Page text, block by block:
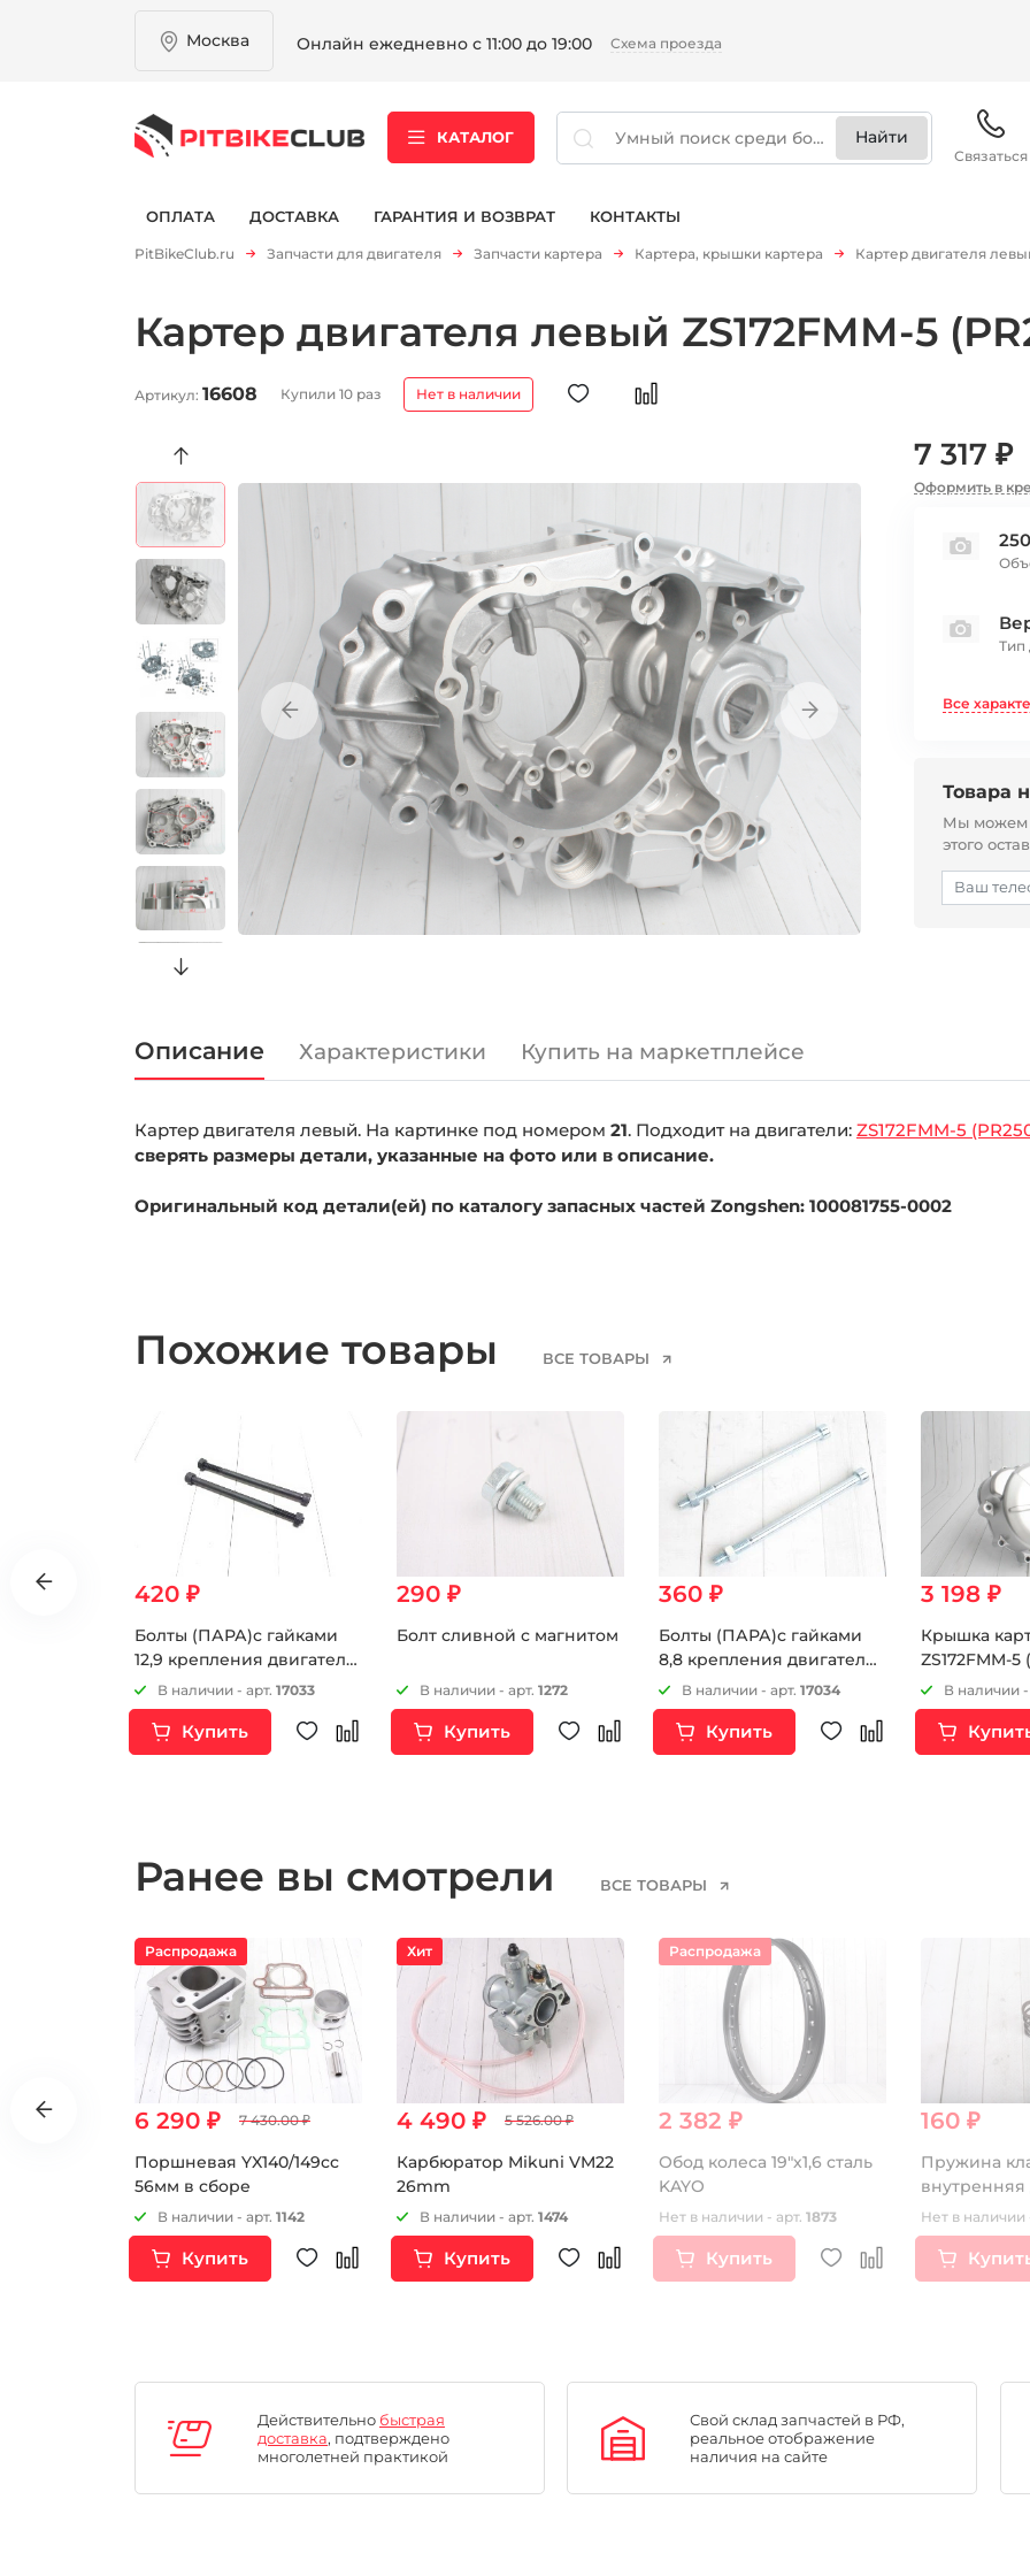
Москва Онлайн ежедневно с 11:00 до 19:00 Схема проезда
КАТАЛОГ
Связаться
ОПЛАТА ДОСТАВКА ГАРАНТИЯ И ВОЗВРАТ КОНТАКТЫ
PitBikeClub.ru Запчасти для двигателя Запчасти картера Картера, крышки картера Картер двигателя
Картер двигателя левый ZS172FMM-5
Артикул: 16608 Купили 10 раз Нет в наличии
7 317 ₽
Оформить в
Тип
Все
Товара
Мы можем
этого
Описание Характеристики Купить на маркетплейсе
Картер двигателя левый. На картинке под номером 21. Подходит на двигатели: ZS172FMM-5
сверять размеры детали, указанные на фото или в описание.
Оригинальный код детали(ей) по каталогу запасных частей Zongshen: 100081755-0002
Похожие товары ВСЕ ТОВАРЫ
420 ₽
Болты (ПАРА)с гайками
12,9 крепления двигателя
М8х130мм
В наличии - арт. 17033
Купить
290 ₽
Болт сливной с магнитом
В наличии - арт. 1272
Купить
360 ₽
Болты (ПАРА)с гайками
8,8 крепления двигателя
М8х130мм
В наличии - арт. 17034
Купить
3 198 ₽
Крышка
ZS172FMM-5
В наличии -
Ранее вы смотрели ВСЕ ТОВАРЫ
₽
Распродажа
6 290 ₽ 7 430.00 ₽
Поршневая YX140/149cc
56мм в сборе
В наличии - арт. 1142
Купить
Хит
4 490 ₽ 5 526.00 ₽
Карбюратор Mikuni VM22
26mm
В наличии - арт. 1474
Купить
Распродажа
2 382 ₽
Обод колеса 19"х1,6 сталь
KAYO
Нет в наличии - арт. 1873
Купить
160 ₽
Пружина
внутренняя
160 см3
Нет в наличии
Действительно быстрая
доставка, подтверждено
многолетней практикой
Свой склад запчастей в РФ,
реальное отображение
наличия на сайте